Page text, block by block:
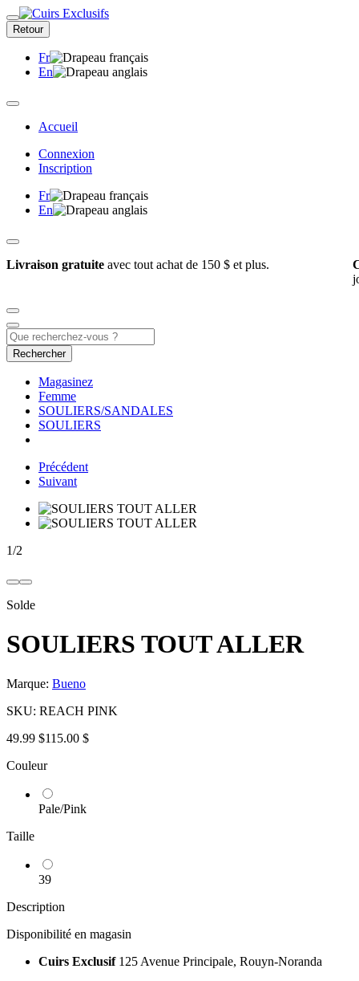
Retour
Fr
En
Accueil
Connexion
Inscription
Fr
En
Livraison gratuite avec tout achat de 150 $ et plus.
Rechercher
Magasinez
Femme
SOULIERS/SANDALES
SOULIERS
Précédent
Suivant
1/2
Solde
SOULIERS TOUT ALLER
Marque: Bueno
SKU: REACH PINK
49.99 $115.00 $
Couleur
Pale/Pink
Taille
39
Description
Disponibilité en magasin
Cuirs Exclusif 125 Avenue Principale, Rouyn-Noranda